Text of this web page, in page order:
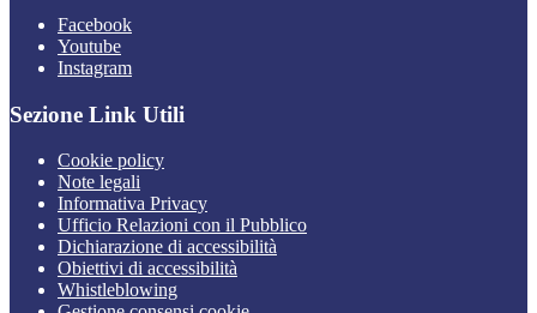
Facebook
Youtube
Instagram
Sezione Link Utili
Cookie policy
Note legali
Informativa Privacy
Ufficio Relazioni con il Pubblico
Dichiarazione di accessibilità
Obiettivi di accessibilità
Whistleblowing